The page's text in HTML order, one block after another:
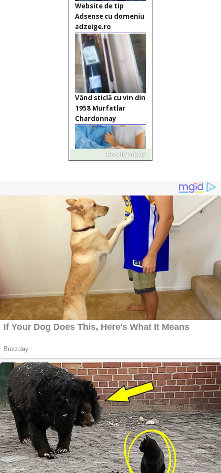
Website de tip
Adsense cu domeniu
adzeige.ro
Vând sticlă cu vin din
1958 Murfatlar
Chardonnay
investitii
Ofera def între
special
domeniu+website de
publicitate de tip
Adsense
Pastorul Liviu Radu a
trecut la Domnul